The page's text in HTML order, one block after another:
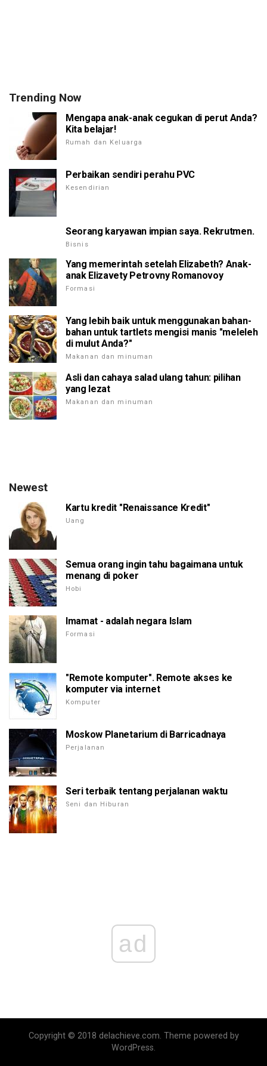
Trending Now
Mengapa anak-anak cegukan di perut Anda?
Kita belajar!
Rumah dan Keluarga
Perbaikan sendiri perahu PVC
Kesendirian
Seorang karyawan impian saya. Rekrutmen.
Bisnis
Yang memerintah setelah Elizabeth? Anak-
anak Elizavety Petrovny Romanovoy
Formasi
Yang lebih baik untuk menggunakan bahan-
bahan untuk tartlets mengisi manis "meleleh
di mulut Anda?"
Makanan dan minuman
Asli dan cahaya salad ulang tahun: pilihan
yang lezat
Makanan dan minuman
Newest
Kartu kredit "Renaissance Kredit"
Uang
Semua orang ingin tahu bagaimana untuk
menang di poker
Hobi
Imamat - adalah negara Islam
Formasi
"Remote komputer". Remote akses ke
komputer via internet
Komputer
Moskow Planetarium di Barricadnaya
Perjalanan
Seri terbaik tentang perjalanan waktu
Seni dan Hiburan
ad
Copyright © 2018 delachieve.com. Theme powered by
WordPress.